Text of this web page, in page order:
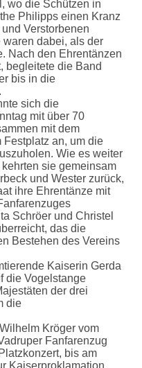
wo die Schützen in
Philipps einen Kranz
Verstorbenen
dabei, als der
Nach den Ehrentänzen
begleitete die Band
bis in die
sich die
mit über 70
mit dem
Festplatz an, um die
Wie es weiter
sie gemeinsam
und Wester zurück,
ihre Ehrentänze mit
Schröer und Christel
das die
Bestehen des Vereins
Kaiserin Gerda
die Vogelstange
der drei
die
Kröger vom
Fanfarenzug
bis am
Kaiserproklamation